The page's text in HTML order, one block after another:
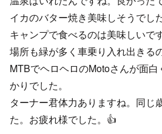
イカのバター焼き美味しそうでした
キャンプで食べるのは美味しいで
場所も緑が多く車乗り入れ出きる
MTBでヘロヘロのMotoさんが面
かりでした。
ターナー君体力ありますね。同じ
た。お疲れ様でした。👍️